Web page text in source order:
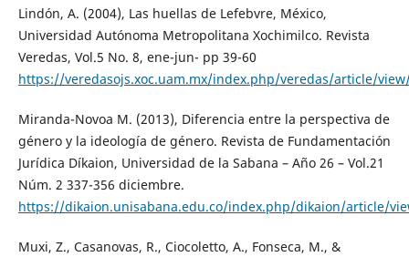
Lindón, A. (2004), Las huellas de Lefebvre, México,
Universidad Autónoma Metropolitana Xochimilco. Revista
Veredas, Vol.5 No. 8, ene-jun- pp 39-60
https://veredasojs.xoc.uam.mx/index.php/veredas/article/
Miranda-Novoa M. (2013), Diferencia entre la perspectiva de
género y la ideología de género. Revista de Fundamentación
Jurídica Díkaion, Universidad de la Sabana – Año 26 – Vol.21
Núm. 2 337-356 diciembre.
https://dikaion.unisabana.edu.co/index.php/dikaion/article/
Muxi, Z., Casanovas, R., Ciocoletto, A., Fonseca, M., &